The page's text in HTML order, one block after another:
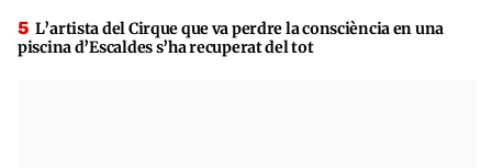
L’artista del Cirque que va perdre la consciència en una
piscina d’Escaldes s’ha recuperat del tot